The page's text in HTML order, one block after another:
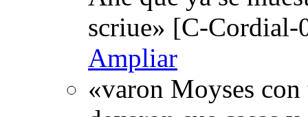
scriue» [C-
Ampliar
«varon Moyses